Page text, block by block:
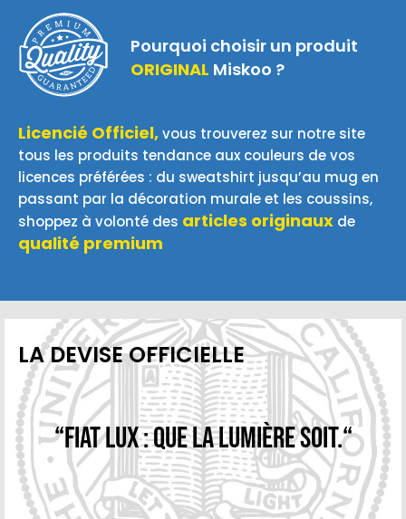
Pourquoi choisir un produit
ORIGINAL Miskoo ?
Licencié Officiel,vous trouverez sur notre site
tous les produits tendance aux couleurs de vos
licences préférées : du sweatshirt jusqu’au mug en
passant par la décoration murale et les coussins,
shoppez à volonté des articles originaux de
qualité premium
LA DEVISE OFFICIELLE
“Fiat Lux : Que la lumière soit.“